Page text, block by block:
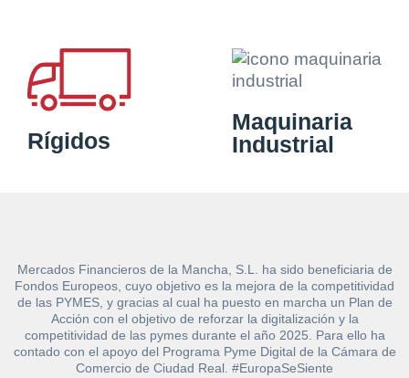
Rígidos
Maquinaria
Industrial
Mercados Financieros de la Mancha, S.L. ha sido beneficiaria de
Fondos Europeos, cuyo objetivo es la mejora de la competitividad
de las PYMES, y gracias al cual ha puesto en marcha un Plan de
Acción con el objetivo de reforzar la digitalización y la
competitividad de las pymes durante el año 2025. Para ello ha
contado con el apoyo del Programa Pyme Digital de la Cámara de
Comercio de Ciudad Real. #EuropaSeSiente